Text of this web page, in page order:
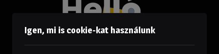
Igen, mi is cookie-kat használunk